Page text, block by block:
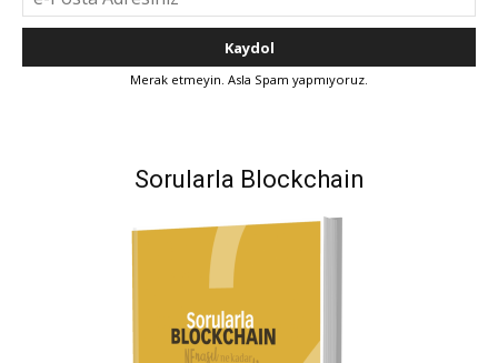
Merak etmeyin. Asla Spam yapmıyoruz.
Sorularla Blockchain